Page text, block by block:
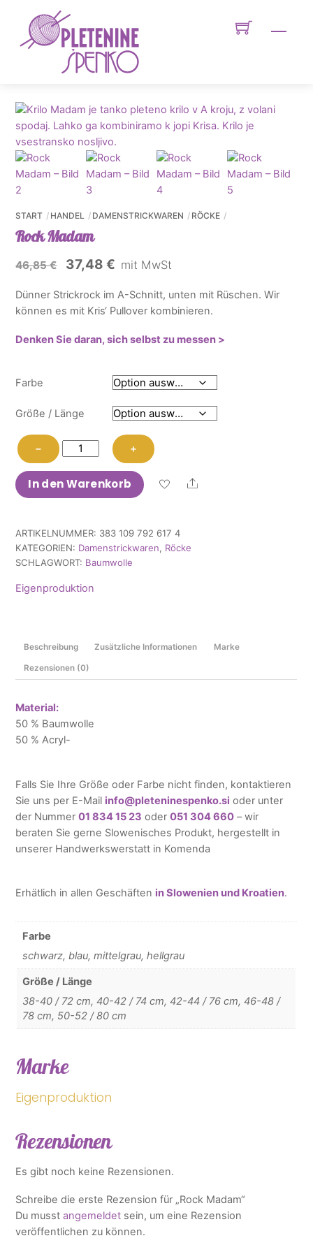
content
START HANDEL DAMENSTRICKWAREN RÖCKE
Rock Madam
46,85€
Ursprünglicher
war:
37,48 €Aktueller
ist:
mit MwSt
Dünner Strickrock im A-Schnitt, unten mit Rüschen. Wir
können es mit Kris‘ Pullover kombinieren.
Denken Sie daran, sich selbst zu messen >
Farbe
Größe / Länge
−
Rock
Madam
Menge
+
In den Warenkorb Share
ARTIKELNUMMER: 383 109 792 617 4
KATEGORIEN: Damenstrickwaren, Röcke
SCHLAGWORT: Baumwolle
Eigenproduktion
Beschreibung Zusätzliche Informationen Marke
Rezensionen (0)
Material:
50 % Baumwolle
50 % Acryl-
Falls Sie Ihre Größe oder Farbe nicht finden, kontaktieren
Sie uns per E-Mail info@pleteninespenko.si oder unter
der Nummer01 834 15 23 oder051 304 660 – wir
beraten Sie gerne Slowenisches Produkt, hergestellt in
unserer Handwerkswerstatt in Komenda
Erhätlich in allen Geschäften in Slowenien und Kroatien.
Farbe
schwarz, blau, mittelgrau, hellgrau
Größe / Länge
38-40 / 72 cm, 40-42 / 74 cm, 42-44 / 76 cm, 46-48 /
78 cm, 50-52 / 80 cm
Marke
Eigenproduktion
Rezensionen
Es gibt noch keine Rezensionen.
Schreibe die erste Rezension für „Rock Madam“
Du musstangemeldet sein, um eine Rezension
veröffentlichen zu können.